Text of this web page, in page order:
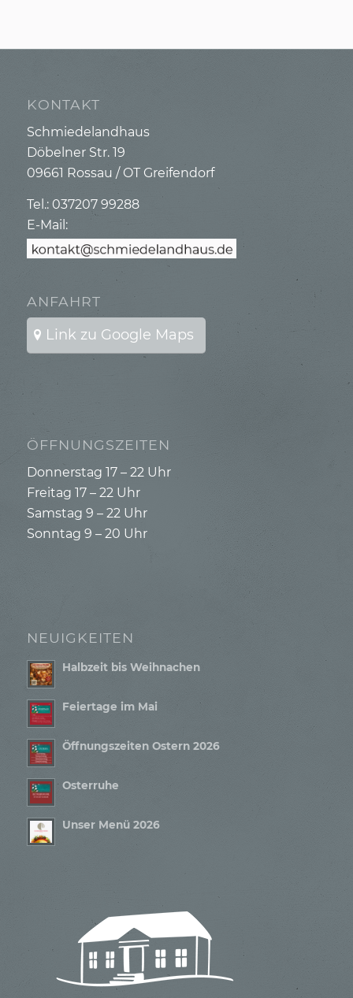
KONTAKT
Schmiedelandhaus
Döbelner Str. 19
09661 Rossau / OT Greifendorf
Tel.: 037207 99288
E-Mail:
ANFAHRT
Link zu Google Maps
ÖFFNUNGSZEITEN
Donnerstag 17 – 22 Uhr
Freitag 17 – 22 Uhr
Samstag 9 – 22 Uhr
Sonntag 9 – 20 Uhr
NEUIGKEITEN
Halbzeit bis Weihnachen
Feiertage im Mai
Öffnungszeiten Ostern 2026
Osterruhe
Unser Menü 2026